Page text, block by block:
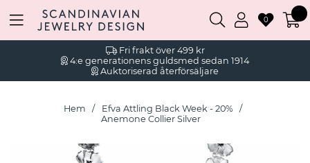
Fri frakt över 499 kr
4:e generationens guldsmed sedan 1914
Auktoriserad återförsäljare
0
Hem
Efva Attling Black Week - 20%
Anemone Collier Silver